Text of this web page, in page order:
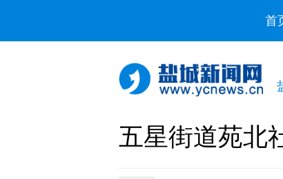
首
五星街道苑北